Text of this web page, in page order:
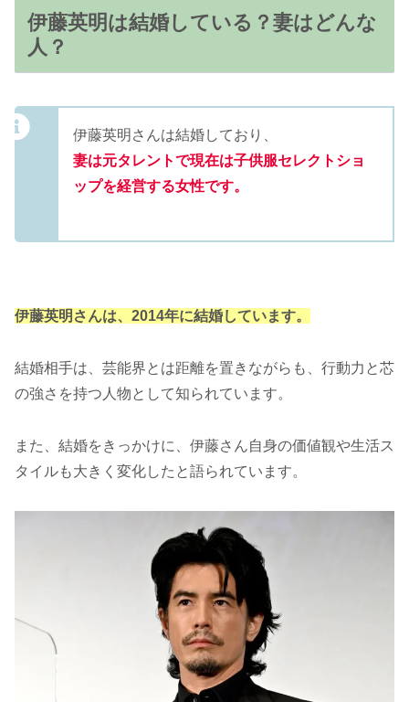
伊藤英明は結婚している？妻はどんな
人？
伊藤英明さんは結婚しており、
妻は元タレントで現在は子供服セレクトショ
ップを経営する女性です。
伊藤英明さんは、2014年に結婚しています。
結婚相手は、芸能界とは距離を置きながらも、行動力と芯
の強さを持つ人物として知られています。
また、結婚をきっかけに、伊藤さん自身の価値観や生活ス
タイルも大きく変化したと語られています。